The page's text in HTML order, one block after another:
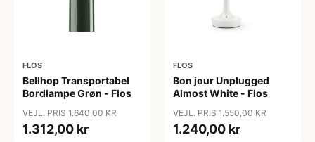
FLOS
Bellhop Transportabel
Bordlampe Grøn - Flos
VEJL. PRIS 1.640,00 KR
1.312,00 kr
FLOS
Bon jour Unplugged
Almost White - Flos
VEJL. PRIS 1.550,00 KR
1.240,00 kr